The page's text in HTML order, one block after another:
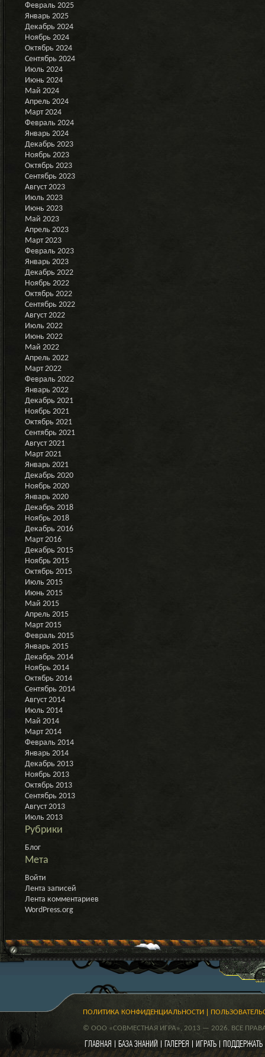
Февраль 2025
Январь 2025
Декабрь 2024
Ноябрь 2024
Октябрь 2024
Сентябрь 2024
Июль 2024
Июнь 2024
Май 2024
Апрель 2024
Март 2024
Февраль 2024
Январь 2024
Декабрь 2023
Ноябрь 2023
Октябрь 2023
Сентябрь 2023
Август 2023
Июль 2023
Июнь 2023
Май 2023
Апрель 2023
Март 2023
Февраль 2023
Январь 2023
Декабрь 2022
Ноябрь 2022
Октябрь 2022
Сентябрь 2022
Август 2022
Июль 2022
Июнь 2022
Май 2022
Апрель 2022
Март 2022
Февраль 2022
Январь 2022
Декабрь 2021
Ноябрь 2021
Октябрь 2021
Сентябрь 2021
Август 2021
Март 2021
Январь 2021
Декабрь 2020
Ноябрь 2020
Январь 2020
Декабрь 2018
Ноябрь 2018
Декабрь 2016
Март 2016
Декабрь 2015
Ноябрь 2015
Октябрь 2015
Июль 2015
Июнь 2015
Май 2015
Апрель 2015
Март 2015
Февраль 2015
Январь 2015
Декабрь 2014
Ноябрь 2014
Октябрь 2014
Сентябрь 2014
Август 2014
Июль 2014
Май 2014
Март 2014
Февраль 2014
Январь 2014
Декабрь 2013
Ноябрь 2013
Октябрь 2013
Сентябрь 2013
Август 2013
Июль 2013
Рубрики
Блог
Мета
Войти
Лента записей
Лента комментариев
WordPress.org
ПОЛИТИКА КОНФИДЕНЦИАЛЬНОСТИ
© ООО «СОВМЕСТНАЯ ИГРА», 2013 — 2026. ВСЕ
ГЛАВНАЯ БАЗА ЗНАНИЙ ГАЛЕРЕЯ ИГРАТЬ ПОДДЕРЖАТЬ